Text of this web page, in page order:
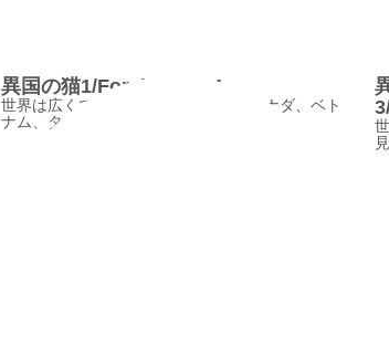
異国の猫1/ForeignCats1
世界は広くて狭い。紹介するのは、カナダ、ベト
ナム、タイとタヒチの猫